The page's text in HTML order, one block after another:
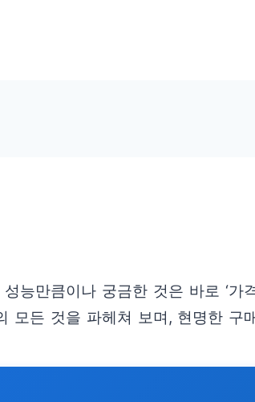
만큼이나 궁금한 것은 바로 ‘가
든 것을 파헤쳐 보며, 현명한 구